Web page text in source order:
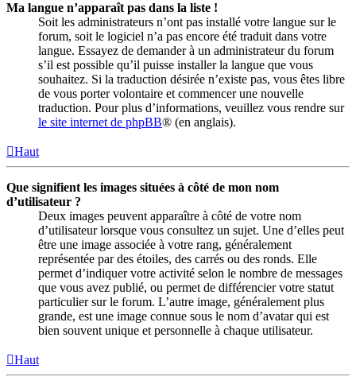
Ma langue n’apparaît pas dans la liste !
Soit les administrateurs n’ont pas installé votre langue sur le
forum, soit le logiciel n’a pas encore été traduit dans votre
langue. Essayez de demander à un administrateur du forum
s’il est possible qu’il puisse installer la langue que vous
souhaitez. Si la traduction désirée n’existe pas, vous êtes libre
de vous porter volontaire et commencer une nouvelle
traduction. Pour plus d’informations, veuillez vous rendre sur
le site internet de phpBB® (en anglais).
Haut
Que signifient les images situées à côté de mon nom
d’utilisateur ?
Deux images peuvent apparaître à côté de votre nom
d’utilisateur lorsque vous consultez un sujet. Une d’elles peut
être une image associée à votre rang, généralement
représentée par des étoiles, des carrés ou des ronds. Elle
permet d’indiquer votre activité selon le nombre de messages
que vous avez publié, ou permet de différencier votre statut
particulier sur le forum. L’autre image, généralement plus
grande, est une image connue sous le nom d’avatar qui est
bien souvent unique et personnelle à chaque utilisateur.
Haut